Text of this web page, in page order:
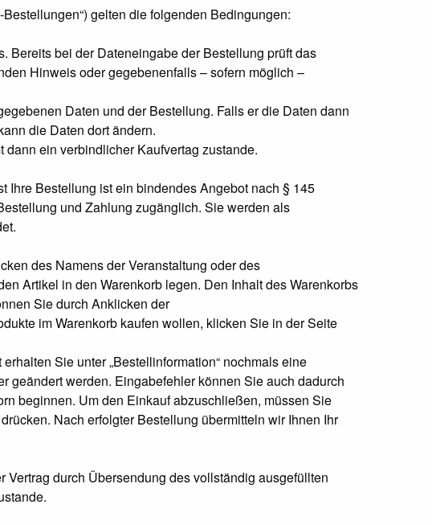
gelten die folgenden Bedingungen:
Bereits bei der Dateneingabe der Bestellung prüft das
Hinweis oder gegebenenfalls – sofern möglich –
Daten und der Bestellung. Falls er die Daten dann
die Daten dort ändern.
ein verbindlicher Kaufvertag zustande.
Ihre Bestellung ist ein bindendes Angebot nach § 145
und Zahlung zugänglich. Sie werden als
des Namens der Veranstaltung oder des
Artikel in den Warenkorb legen. Den Inhalt des Warenkorbs
Sie durch Anklicken der
im Warenkorb kaufen wollen, klicken Sie in der Seite
Sie unter „Bestellinformation“ nochmals eine
geändert werden. Eingabefehler können Sie auch dadurch
beginnen. Um den Einkauf abzuschließen, müssen Sie
Nach erfolgter Bestellung übermitteln wir Ihnen Ihr
durch Übersendung des vollständig ausgefüllten